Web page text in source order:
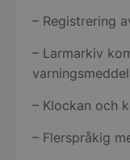
– Registrering
– Larmarkiv
– Klockan och
– Flerspråkig